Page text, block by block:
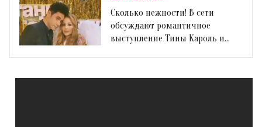
Сколько нежности! В сети
обсуждают романтичное
выступление Тины Кароль и